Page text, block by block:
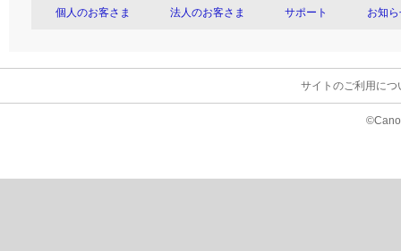
個人のお客さま 法人のお客さま サポート お知
サイトのご利用につ